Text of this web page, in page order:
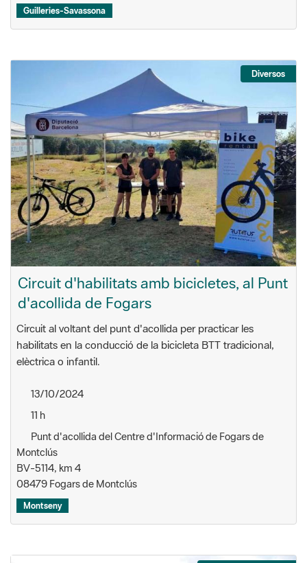
Guilleries-Savassona
Diversos
Circuit d'habilitats amb bicicletes, al Punt
d'acollida de Fogars
Circuit al voltant del punt d'acollida per practicar les
habilitats en la conducció de la bicicleta BTT tradicional,
elèctrica o infantil.
13/10/2024
11 h
Punt d'acollida del Centre d'Informació de Fogars de
Montclús
BV-5114, km 4
08479 Fogars de Montclús
Montseny